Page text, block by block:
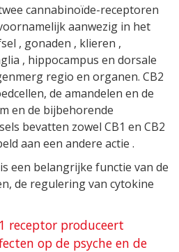
cannabinoïde-receptoren
aanwezig in het
, gonaden , klieren ,
, hippocampus en dorsale
regio en organen. CB2
de amandelen en de
en de bijbehorende
bevatten zowel CB1 en CB2
aan een andere actie .
een belangrijke functie van de
de regulering van cytokine
receptor produceert
op de psyche en de